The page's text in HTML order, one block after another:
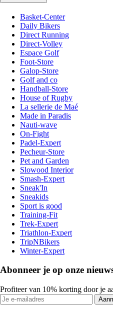
Basket-Center
Daily Bikers
Direct Running
Direct-Volley
Espace Golf
Foot-Store
Galop-Store
Golf and co
Handball-Store
House of Rugby
La sellerie de Maé
Made in Paradis
Nauti-wave
On-Fight
Padel-Expert
Pecheur-Store
Pet and Garden
Slowood Interior
Smash-Expert
Sneak'In
Sneakids
Sport is good
Training-Fit
Trek-Expert
Triathlon-Expert
TripNBikers
Winter-Expert
Abonneer je op onze
Profiteer van 10% korting door je